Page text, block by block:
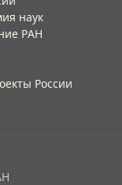
наук
РАН
России